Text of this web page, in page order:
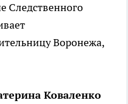
Следственного
Воронежа,
Коваленко